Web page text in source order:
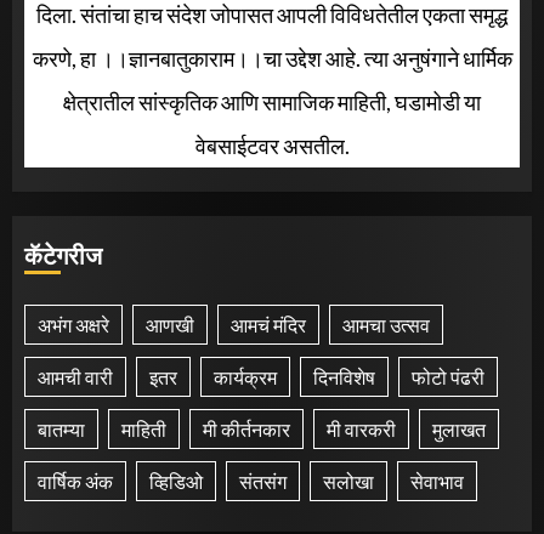
दिला. संतांचा हाच संदेश जोपासत आपली विविधतेतील एकता समृद्ध
करणे, हा ।।ज्ञानबातुकाराम।।चा उद्देश आहे. त्या अनुषंगाने धार्मिक
क्षेत्रातील सांस्कृतिक आणि सामाजिक माहिती, घडामोडी या
वेबसाईटवर असतील.
कॅटेगरीज
अभंग अक्षरे आणखी आमचं मंदिर आमचा उत्सव
आमची वारी इतर कार्यक्रम दिनविशेष फोटो पंढरी
बातम्या माहिती मी कीर्तनकार मी वारकरी मुलाखत
वार्षिक अंक व्हिडिओ संतसंग सलोखा सेवाभाव